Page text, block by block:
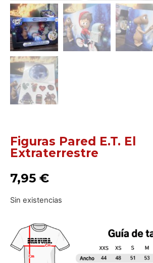
Figuras Pared E.T. El
Extraterrestre
7,95 €
Sin existencias